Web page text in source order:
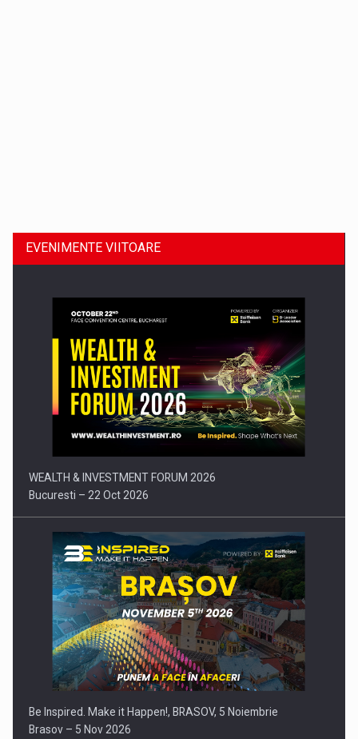
Comunicat de presa: Joburile part-time reincep sa intre pe…
EVENIMENTE VIITOARE
WEALTH & INVESTMENT FORUM 2026
Bucuresti – 22 Oct 2026
Be Inspired. Make it Happen!, BRASOV, 5 Noiembrie
Brasov – 5 Nov 2026